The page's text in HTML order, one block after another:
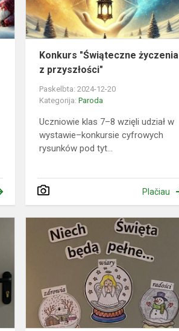
Konkurs "Świąteczne życzenia
z przyszłości"
Paskelbta: 2024-12-20
Kategorija:Paroda
Uczniowie klas 7–8 wzięli udział w
wystawie–konkursie cyfrowych
rysunków pod tyt...
Plačiau
„Radosne
oczekiwanie